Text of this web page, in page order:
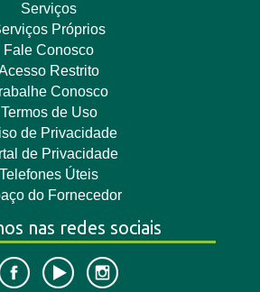
Serviços
Próprios
Fale Conosco
Restrito
Conosco
Termos de Uso
de Privacidade
de Privacidade
Telefones Úteis
do Fornecedor
nas redes sociais